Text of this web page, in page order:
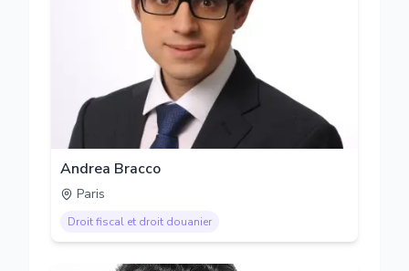
Andrea Bracco
Paris
Droit fiscal et droit douanier